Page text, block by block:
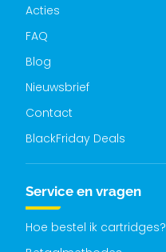
Acties
FAQ
Blog
Nieuwsbrief
Contact
BlackFriday Deals
Service en vragen
Hoe bestel ik cartridges?